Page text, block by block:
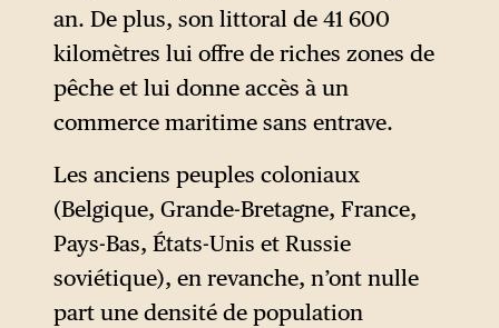
an. De plus, son littoral de 41 600
kilomètres lui offre de riches zones de
pêche et lui donne accès à un
commerce maritime sans entrave.
Les anciens peuples coloniaux
(Belgique, Grande-Bretagne, France,
Pays-Bas, États-Unis et Russie
soviétique), en revanche, n’ont nulle
part une densité de population